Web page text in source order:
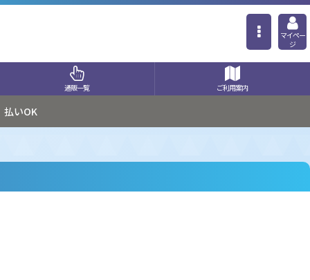
マイペー
ジ
通販一覧 ご利用案内
払いOK